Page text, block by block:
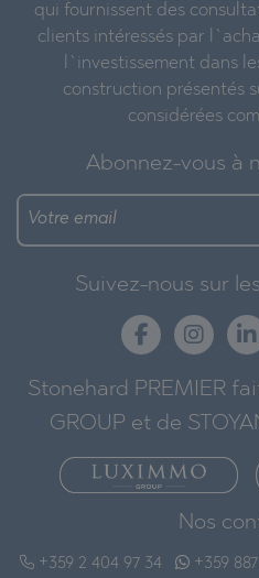
qui fournissent des
clients intéressés par
l`investissement dans
construction présentés
considérées
Abonnez-vous à
Suivez-nous sur
Stonehard PREMIER
GROUP et de
Nos
+359 2 404 97 34
+359